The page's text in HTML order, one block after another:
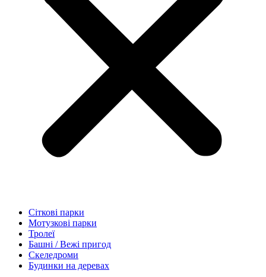
Сіткові парки
Мотузкові парки
Тролеї
Башні / Вежі пригод
Скеледроми
Будинки на деревах